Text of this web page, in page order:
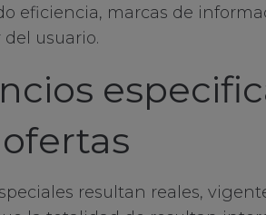
eficiencia, marcas de
usuario.
resultan reales,